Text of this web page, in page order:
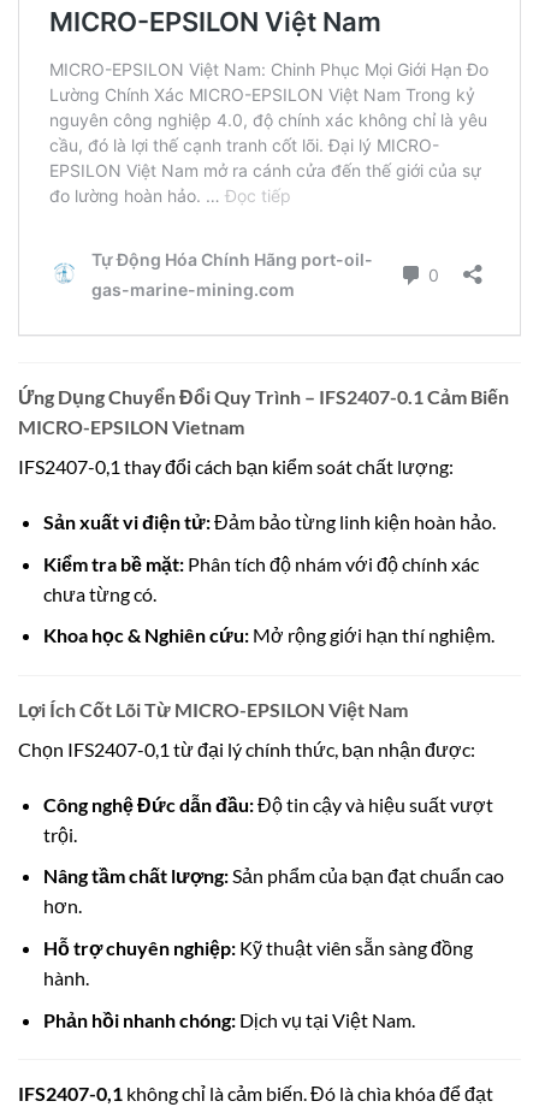
Ứng Dụng Chuyển Đổi Quy Trình – IFS2407-0.1 Cảm Biến
MICRO-EPSILON Vietnam
IFS2407-0,1 thay đổi cách bạn kiểm soát chất lượng:
Sản xuất vi điện tử:Đảm bảo từng linh kiện hoàn hảo.
Kiểm tra bề mặt:Phân tích độ nhám với độ chính xác
chưa từng có.
Khoa học & Nghiên cứu:Mở rộng giới hạn thí nghiệm.
Lợi Ích Cốt Lõi Từ MICRO-EPSILON Việt Nam
Chọn IFS2407-0,1 từ đại lý chính thức, bạn nhận được:
Công nghệ Đức dẫn đầu:Độ tin cậy và hiệu suất vượt
trội.
Nâng tầm chất lượng:Sản phẩm của bạn đạt chuẩn cao
hơn.
Hỗ trợ chuyên nghiệp:Kỹ thuật viên sẵn sàng đồng
hành.
Phản hồi nhanh chóng:Dịch vụ tại Việt Nam.
IFS2407-0,1 không chỉ là cảm biến. Đó là chìa khóa để đạt